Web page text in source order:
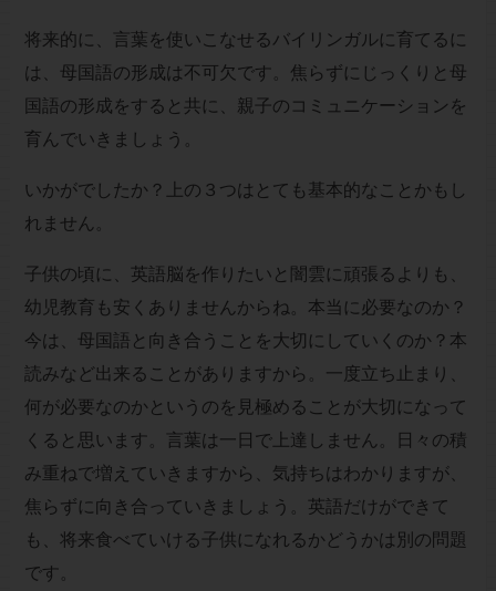
将来的に、言葉を使いこなせるバイリンガルに育てるに
は、母国語の形成は不可欠です。焦らずにじっくりと母
国語の形成をすると共に、親子のコミュニケーションを
育んでいきましょう。
いかがでしたか？上の３つはとても基本的なことかもし
れません。
子供の頃に、英語脳を作りたいと闇雲に頑張るよりも、
幼児教育も安くありませんからね。本当に必要なのか？
今は、母国語と向き合うことを大切にしていくのか？本
読みなど出来ることがありますから。一度立ち止まり、
何が必要なのかというのを見極めることが大切になって
くると思います。言葉は一日で上達しません。日々の積
み重ねで増えていきますから、気持ちはわかりますが、
焦らずに向き合っていきましょう。英語だけができて
も、将来食べていける子供になれるかどうかは別の問題
です。